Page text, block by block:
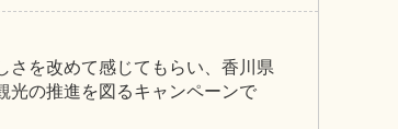
さを改めて感じてもらい、香川県
光の推進を図るキャンペーンで